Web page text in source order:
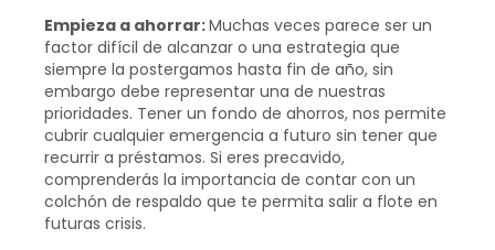
Empieza a ahorrar:Muchas veces parece ser un
factor difícil de alcanzar o una estrategia que
siempre la postergamos hasta fin de año, sin
embargo debe representar una de nuestras
prioridades. Tener un fondo de ahorros, nos permite
cubrir cualquier emergencia a futuro sin tener que
recurrir a préstamos. Si eres precavido,
comprenderás la importancia de contar con un
colchón de respaldo que te permita salir a flote en
futuras crisis.